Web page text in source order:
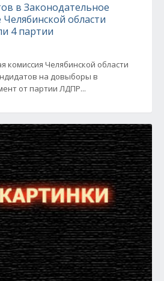
в Законодательное
области
4 партии
комиссия Челябинской области
на довыборы в
от партии ЛДПР...